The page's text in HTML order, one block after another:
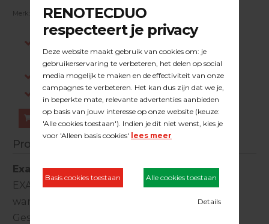
Merk: EXAKT | Artikelnummer: 23.38.003
dezelfde werkdag verstuurd.
Gratis verzending in NL vanaf €200,-
Log in om prijzen te zien.
Bestellen
Productinformatie
Exakt zaagblad
EXAKT zaagblad diamant Ø 54 mm. t.b.v.
wandtegels
Geschikt voor de Exakt 14 machine.